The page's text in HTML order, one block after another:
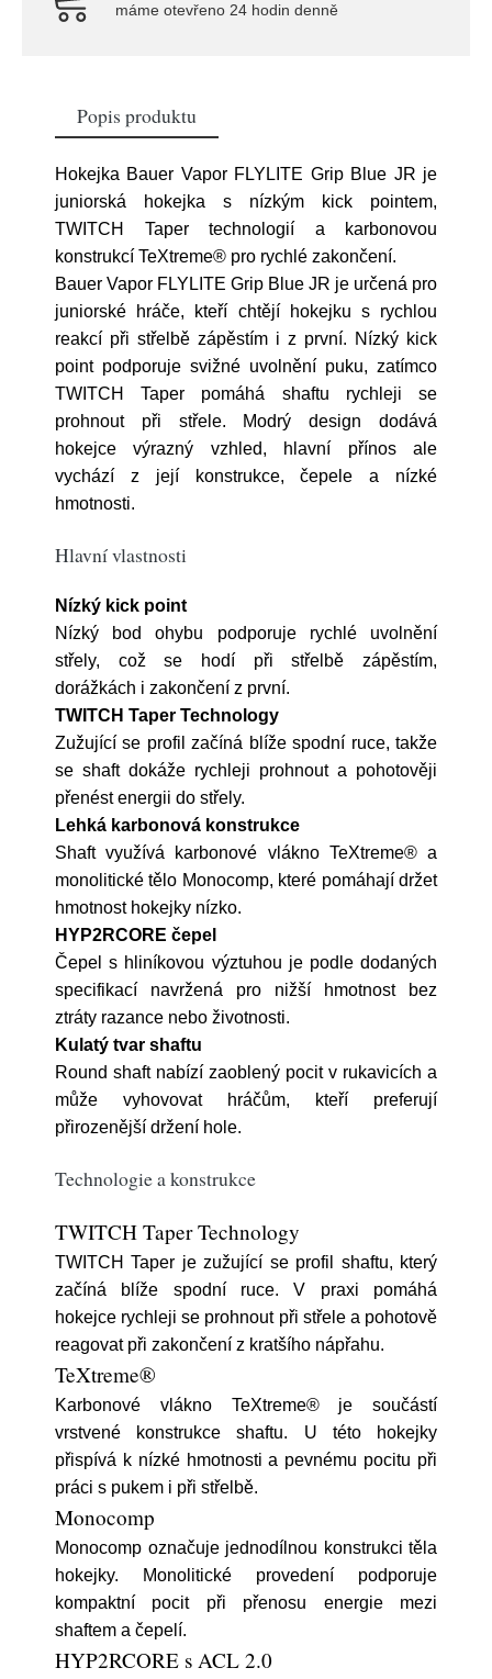
máme otevřeno 24 hodin denně
Popis produktu
Hokejka Bauer Vapor FLYLITE Grip Blue JR je
juniorská hokejka s nízkým kick pointem,
TWITCH Taper technologií a karbonovou
konstrukcí TeXtreme® pro rychlé zakončení.
Bauer Vapor FLYLITE Grip Blue JR je určená pro
juniorské hráče, kteří chtějí hokejku s rychlou
reakcí při střelbě zápěstím i z první. Nízký kick
point podporuje svižné uvolnění puku, zatímco
TWITCH Taper pomáhá shaftu rychleji se
prohnout při střele. Modrý design dodává
hokejce výrazný vzhled, hlavní přínos ale
vychází z její konstrukce, čepele a nízké
hmotnosti.
Hlavní vlastnosti
Nízký kick point
Nízký bod ohybu podporuje rychlé uvolnění
střely, což se hodí při střelbě zápěstím,
dorážkách i zakončení z první.
TWITCH Taper Technology
Zužující se profil začíná blíže spodní ruce, takže
se shaft dokáže rychleji prohnout a pohotověji
přenést energii do střely.
Lehká karbonová konstrukce
Shaft využívá karbonové vlákno TeXtreme® a
monolitické tělo Monocomp, které pomáhají držet
hmotnost hokejky nízko.
HYP2RCORE čepel
Čepel s hliníkovou výztuhou je podle dodaných
specifikací navržená pro nižší hmotnost bez
ztráty razance nebo životnosti.
Kulatý tvar shaftu
Round shaft nabízí zaoblený pocit v rukavicích a
může vyhovovat hráčům, kteří preferují
přirozenější držení hole.
Technologie a konstrukce
TWITCH Taper Technology
TWITCH Taper je zužující se profil shaftu, který
začíná blíže spodní ruce. V praxi pomáhá
hokejce rychleji se prohnout při střele a pohotově
reagovat při zakončení z kratšího nápřahu.
TeXtreme®
Karbonové vlákno TeXtreme® je součástí
vrstvené konstrukce shaftu. U této hokejky
přispívá k nízké hmotnosti a pevnému pocitu při
práci s pukem i při střelbě.
Monocomp
Monocomp označuje jednodílnou konstrukci těla
hokejky. Monolitické provedení podporuje
kompaktní pocit při přenosu energie mezi
shaftem a čepelí.
HYP2RCORE s ACL 2.0